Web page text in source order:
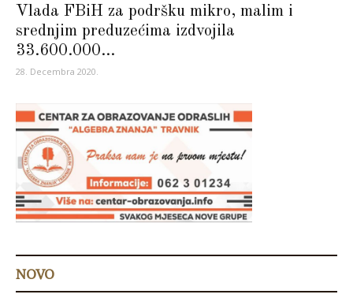
Vlada FBiH za podršku mikro, malim i
srednjim preduzećima izdvojila
33.600.000...
28. Decembra 2020.
NOVO